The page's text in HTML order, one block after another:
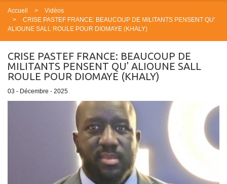
Accueil
Vidéos
CRISE PASTEF FRANCE: BEAUCOUP DE MILITANTS PENSENT QU'
ALIOUNE SALL ROULE POUR DIOMAYE (KHALY)
CRISE PASTEF FRANCE: BEAUCOUP DE
MILITANTS PENSENT QU' ALIOUNE SALL
ROULE POUR DIOMAYE (KHALY)
03 - Décembre - 2025